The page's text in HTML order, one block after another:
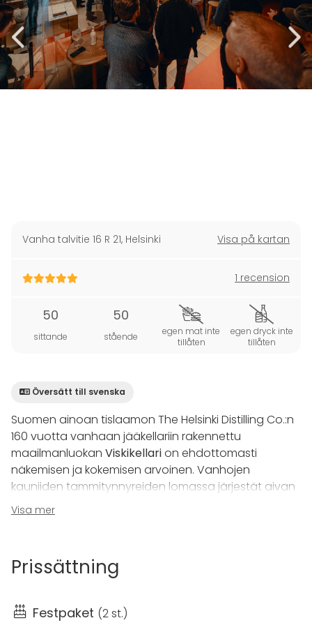
Vanha talvitie 16 R 21, Helsinki Visa på kartan
1 recension
50
sittande
50
stående
egen mat inte
tillåten
egen dryck inte
tillåten
Översätt till svenska
Suomen ainoan tislaamon The Helsinki Distilling Co.:n
160 vuotta vanhaan jääkellariin rakennettu
maailmanluokan Viskikellarion ehdottomasti
näkemisen ja kokemisen arvoinen. Vanhojen
kauniiden tammitynnyreiden lomassa järjestät aivan
omaa luokkaansa olevat tilaisuudet.
mieleenpainuvat tapahtumat. Monipuoliset
kokoontumiseen, sekä mahdollisuuden tutustua
viskin valmistukseen ja kypsytykseen.
Visa mer
Prissättning
Festpaket (2 st.)